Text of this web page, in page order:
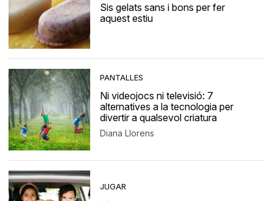
Sis gelats sans i bons per fer
aquest estiu
PANTALLES
Ni videojocs ni televisió: 7
alternatives a la tecnologia per
divertir a qualsevol criatura
Diana Llorens
JUGAR